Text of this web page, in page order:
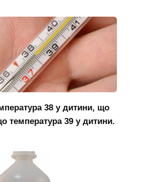
38 у дитини, що
температура 39 у дитини.